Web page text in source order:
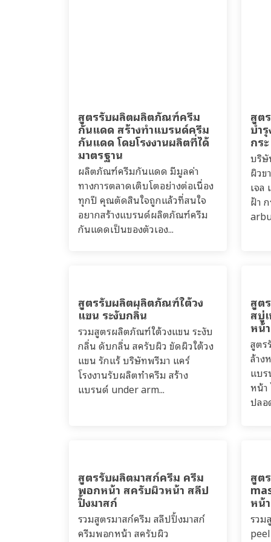
สูตรรับผลิตผลิตภัณฑ์ครีม
กันแดด สร้างทำแบรนด์ครีม
กันแดด โดยโรงงานผลิตที่ได้
มาตรฐาน
ผลิตภัณฑ์ครีมกันแดด มีมูลค่า
ทางการตลาดเติบโตอย่างต่อเนื่อง
ทุกปี คุณตัดสินใจถูกแล้วที่สนใจ
อยากสร้างแบรนด์ผลิตภัณฑ์ครีม
กันแดดเป็นของตัวเอง...
สูต
บำ
กร
บริษั
ผิวข
เจล
ฝ้า
สูตรรับผลิตผลิตภัณฑ์ใต้วง
แขน ระงับกลิ่น
รวมสูตรผลิตภัณฑ์ใต้วงแขน ระงับ
กลิ่น ดับกลิ่น สครับผิว ขัดผิวใต้วง
แขน รักแร้ บริษัทพรีมา แคร์
โรงงานรับผลิตทำครีม สร้าง
แบรนด์ under arm...
สูต
สบู่
หน้
สูตร
ล้าง
แบร
หน้า
ปลอ
สูตรรับผลิตมาสก์ครีม ครีม
พอกหน้า สครับผิวหน้า สลีป
ปิ้งมาสก์
รวมสูตรมาสก์ครีม สลีปปิ้งมาสก์
ครีมพอกหน้า สครับผิว
สูต
หน้
รวม